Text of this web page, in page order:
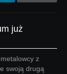
już
z
swoją drugą